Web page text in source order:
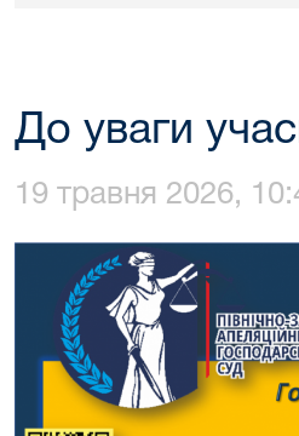
До уваги
19 травня 2026,